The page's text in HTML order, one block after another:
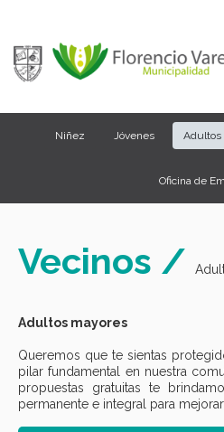
Niñez Jóvenes Adultos
Oficina de
Vecinos /
Adultos mayores
Queremos que te sientas
pilar fundamental en nuestra
propuestas gratuitas te
permanente e integral para